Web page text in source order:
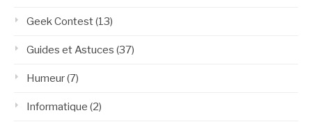
Geek Contest(13)
Guides et Astuces (37)
Humeur(7)
Informatique (2)